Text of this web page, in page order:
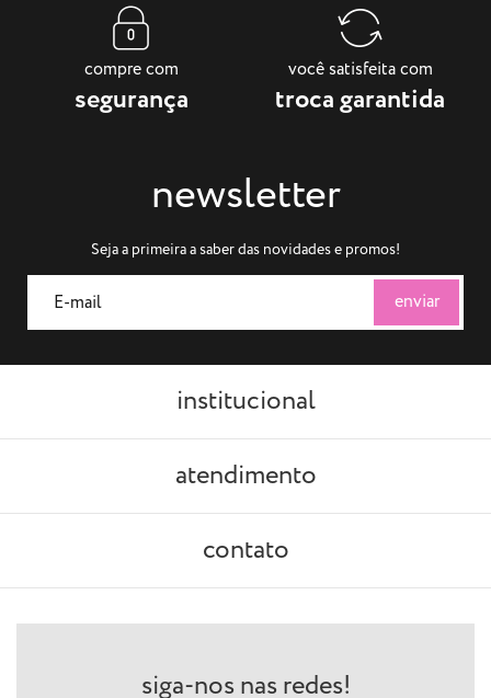
compre com
segurança
você satisfeita com
troca garantida
newsletter
Seja a primeira a saber das novidades e promos!
institucional
atendimento
contato
siga-nos nas redes!